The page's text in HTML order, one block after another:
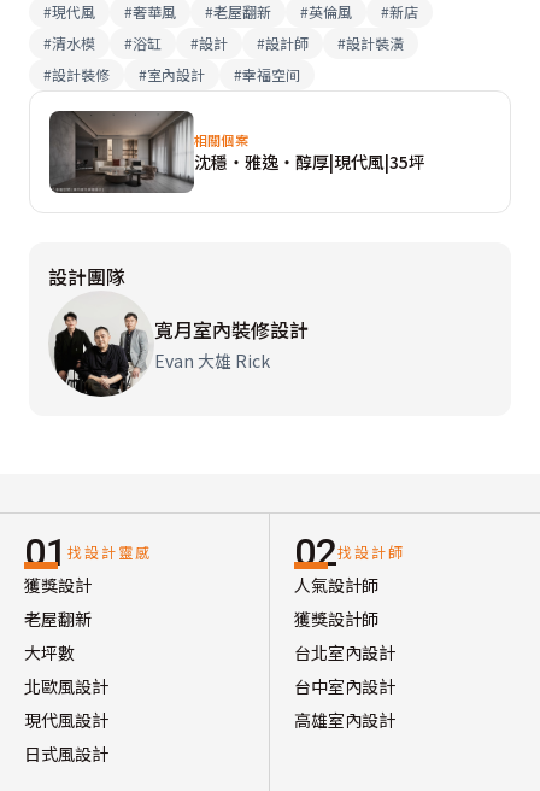
#現代風 #奢華風 #老屋翻新 #英倫風 #新店
#清水模 #浴缸 #設計 #設計師 #設計裝潢
#設計裝修 #室內設計 #幸福空间
相關個案
沈穩‧雅逸‧醇厚|現代風|35坪
設計團隊
寬月室內裝修設計
Evan 大雄 Rick
01 找設計靈感
獲獎設計
老屋翻新
大坪數
北歐風設計
現代風設計
日式風設計
02找設計師
人氣設計師
獲獎設計師
台北室內設計
台中室內設計
高雄室內設計